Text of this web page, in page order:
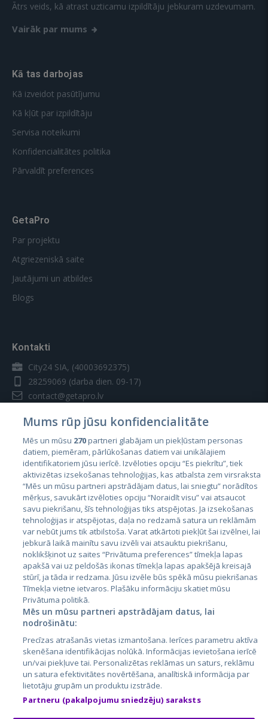
Ātrs veids, kā atrast uzticamu izpildītāju jebkuram uzdevumam.
Vairāk par mums
Kā tas darbojas
Kā izveidot pasūtījumu
Kā kļūt par izpildītāju
Servisa noteikumi
Konfidencialitātes politika
Pārvaldīt preferences
GetaPro
Par projektu
Atgriezeniskā saite
Jautājumi un atbildes
Blogs
Kontakti
City24 SIA, (40003692375)
28259069 (darba dien. 09-17)
contact@getapro.lv
Valstis
Igaunija
Latvija
Lietuva
City24.lv
City24.ee
GetaPro.lv
GetaPro.ee
Skelbiu.lt
Autoplius.lt
CVbankas.lt
Kainos.lt
Paslaugos.lt
auto24.ee
Osta.ee
Mums rūp jūsu konfidencialitāte
Mēs un mūsu 270partneri glabājam un piekļūstam personas
datiem, piemēram, pārlūkošanas datiem vai unikālajiem
identifikatoriem jūsu ierīcē. Izvēloties opciju “Es piekrītu”, tiek
aktivizētas izsekošanas tehnoloģijas, kas atbalsta zem virsraksta
“Mēs un mūsu partneri apstrādājam datus, lai sniegtu” norādītos
mērķus, savukārt izvēloties opciju “Noraidīt visu” vai atsaucot
savu piekrišanu, šīs tehnoloģijas tiks atspējotas. Ja izsekošanas
tehnoloģijas ir atspējotas, daļa no redzamā satura un reklāmām
var nebūt jums tik atbilstoša. Varat atkārtoti piekļūt šai izvēlnei, lai
jebkurā laikā mainītu savu izvēli vai atsauktu piekrišanu,
noklikšķinot uz saites “Privātuma preferences” tīmekļa lapas
apakšā vai uz peldošās ikonas tīmekļa lapas apakšējā kreisajā
stūrī, ja tāda ir redzama. Jūsu izvēle būs spēkā mūsu piekrišanas
Tīmekļa vietne ietvaros. Plašāku informāciju skatiet mūsu
Privātuma politikā.
Mēs un mūsu partneri apstrādājam datus, lai
nodrošinātu:
Precīzas atrašanās vietas izmantošana. Ierīces parametru aktīva
skenēšana identifikācijas nolūkā. Informācijas ievietošana ierīcē
un/vai piekļuve tai. Personalizētas reklāmas un saturs, reklāmu
un satura efektivitātes novērtēšana, analītiskā informācija par
lietotāju grupām un produktu izstrāde.
Partneru (pakalpojumu sniedzēju) saraksts